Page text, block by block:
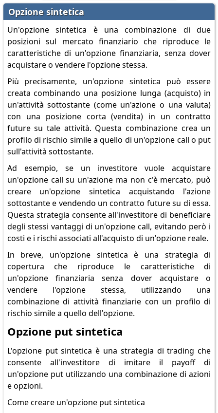
Opzione sintetica
Un'opzione sintetica è una combinazione di due
posizioni sul mercato finanziario che riproduce le
caratteristiche di un'opzione finanziaria, senza dover
acquistare o vendere l'opzione stessa.
Più precisamente, un'opzione sintetica può essere
creata combinando una posizione lunga (acquisto) in
un'attività sottostante (come un'azione o una valuta)
con una posizione corta (vendita) in un contratto
future su tale attività. Questa combinazione crea un
profilo di rischio simile a quello di un'opzione call o put
sull'attività sottostante.
Ad esempio, se un investitore vuole acquistare
un'opzione call su un'azione ma non c'è mercato, può
creare un'opzione sintetica acquistando l'azione
sottostante e vendendo un contratto future su di essa.
Questa strategia consente all'investitore di beneficiare
degli stessi vantaggi di un'opzione call, evitando però i
costi e i rischi associati all'acquisto di un'opzione reale.
In breve, un'opzione sintetica è una strategia di
copertura che riproduce le caratteristiche di
un'opzione finanziaria senza dover acquistare o
vendere l'opzione stessa, utilizzando una
combinazione di attività finanziarie con un profilo di
rischio simile a quello dell'opzione.
Opzione put sintetica
L'opzione put sintetica è una strategia di trading che
consente all'investitore di imitare il payoff di
un'opzione put utilizzando una combinazione di azioni
e opzioni.
Come creare un'opzione put sintetica